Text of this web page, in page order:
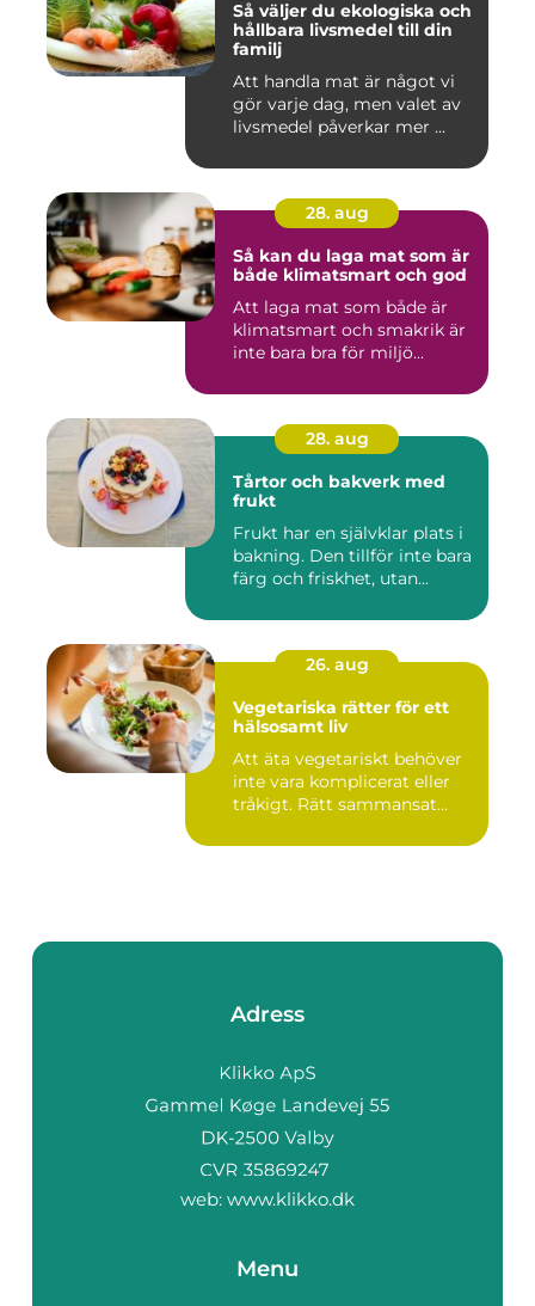
Så väljer du ekologiska och
hållbara livsmedel till din
familj
Att handla mat är något vi
gör varje dag, men valet av
livsmedel påverkar mer ...
28. aug
Så kan du laga mat som är
både klimatsmart och god
Att laga mat som både är
klimatsmart och smakrik är
inte bara bra för miljö...
28. aug
Tårtor och bakverk med
frukt
Frukt har en självklar plats i
bakning. Den tillför inte bara
färg och friskhet, utan...
26. aug
Vegetariska rätter för ett
hälsosamt liv
Att äta vegetariskt behöver
inte vara komplicerat eller
tråkigt. Rätt sammansat...
Adress
web: www.klikko.dk
Menu